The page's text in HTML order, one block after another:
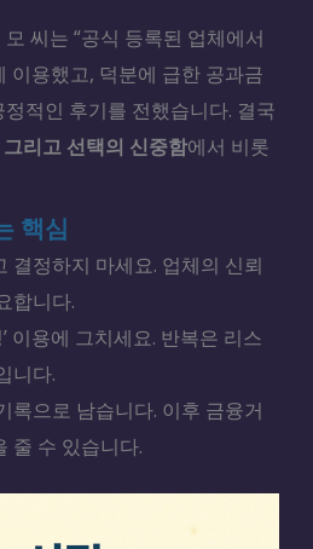
씨는 “공식 등록된 업체에서
이용했고, 덕분에 급한 공과금
적인 후기를 전했습니다. 결국
리고 선택의 신중함에서 비롯
핵심
결정하지 마세요. 업체의 신뢰
합니다.
이용에 그치세요. 반복은 리스
니다.
록으로 남습니다. 이후 금융거
줄 수 있습니다.